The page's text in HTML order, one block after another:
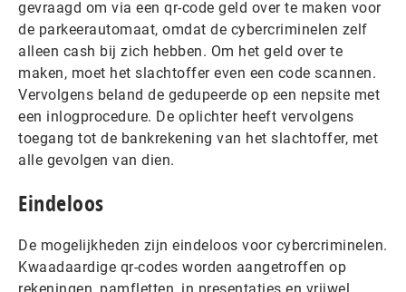
gevraagd om via een qr-code geld over te maken voor
de parkeerautomaat, omdat de cybercriminelen zelf
alleen cash bij zich hebben. Om het geld over te
maken, moet het slachtoffer even een code scannen.
Vervolgens beland de gedupeerde op een nepsite met
een inlogprocedure. De oplichter heeft vervolgens
toegang tot de bankrekening van het slachtoffer, met
alle gevolgen van dien.
Eindeloos
De mogelijkheden zijn eindeloos voor cybercriminelen.
Kwaadaardige qr-codes worden aangetroffen op